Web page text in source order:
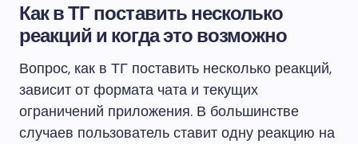
Как в ТГ поставить несколько
реакций и когда это возможно
Вопрос, как в ТГ поставить несколько реакций,
зависит от формата чата и текущих
ограничений приложения. В большинстве
случаев пользователь ставит одну реакцию на